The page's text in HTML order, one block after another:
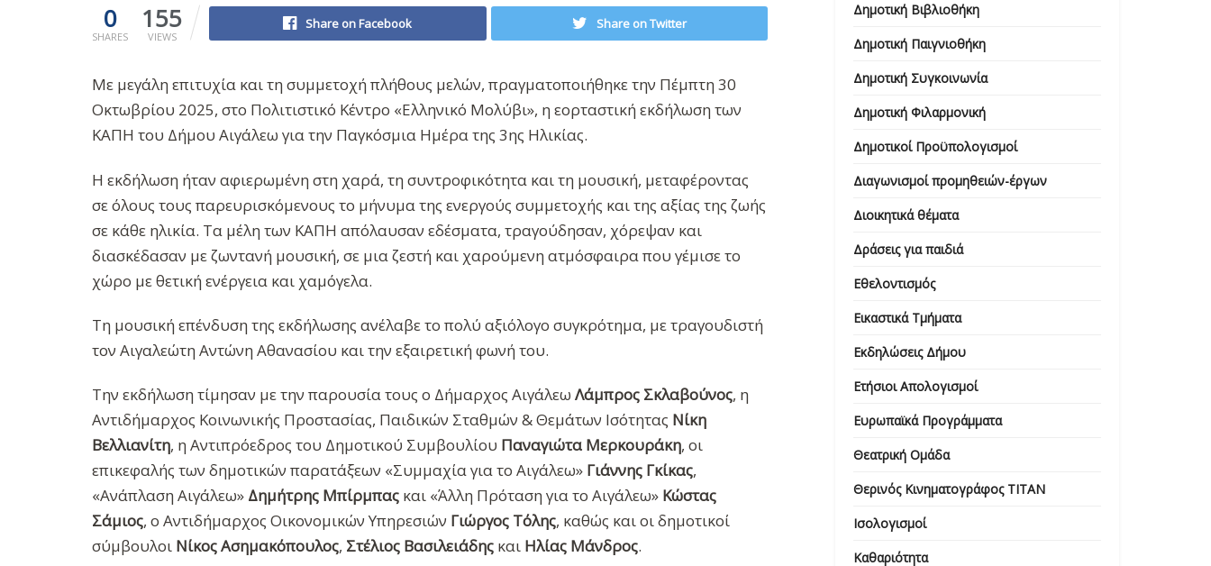
0
SHARES
155
VIEWS
Share on Facebook Share on Twitter
Με μεγάλη επιτυχία και τη συμμετοχή πλήθους μελών, πραγματοποιήθηκε την Πέμπτη 30
Οκτωβρίου 2025, στο Πολιτιστικό Κέντρο «Ελληνικό Μολύβι», η εορταστική εκδήλωση των
ΚΑΠΗ του Δήμου Αιγάλεω για την Παγκόσμια Ημέρα της 3ης Ηλικίας.
Η εκδήλωση ήταν αφιερωμένη στη χαρά, τη συντροφικότητα και τη μουσική, μεταφέροντας
σε όλους τους παρευρισκόμενους το μήνυμα της ενεργούς συμμετοχής και της αξίας της ζωής
σε κάθε ηλικία. Τα μέλη των ΚΑΠΗ απόλαυσαν εδέσματα, τραγούδησαν, χόρεψαν και
διασκέδασαν με ζωντανή μουσική, σε μια ζεστή και χαρούμενη ατμόσφαιρα που γέμισε το
χώρο με θετική ενέργεια και χαμόγελα.
Τη μουσική επένδυση της εκδήλωσης ανέλαβε το πολύ αξιόλογο συγκρότημα, με τραγουδιστή
τον Αιγαλεώτη Αντώνη Αθανασίου και την εξαιρετική φωνή του.
Την εκδήλωση τίμησαν με την παρουσία τους ο Δήμαρχος Αιγάλεω Λάμπρος Σκλαβούνος, η
Αντιδήμαρχος Κοινωνικής Προστασίας, Παιδικών Σταθμών & Θεμάτων Ισότητας Νίκη
Βελλιανίτη, η Αντιπρόεδρος του Δημοτικού Συμβουλίου Παναγιώτα Μερκουράκη, οι
επικεφαλής των δημοτικών παρατάξεων «Συμμαχία για το Αιγάλεω» Γιάννης Γκίκας,
«Ανάπλαση Αιγάλεω» Δημήτρης Μπίρμπας και «Άλλη Πρόταση για το Αιγάλεω» Κώστας
Σάμιος, ο Αντιδήμαρχος Οικονομικών Υπηρεσιών Γιώργος Τόλης, καθώς και οι δημοτικοί
σύμβουλοι Νίκος Ασημακόπουλος, Στέλιος Βασιλειάδης και Ηλίας Μάνδρος.
Δημοτική Βιβλιοθήκη
Δημοτική Παιγνιοθήκη
Δημοτική Συγκοινωνία
Δημοτική Φιλαρμονική
Δημοτικοί Προϋπολογισμοί
Διαγωνισμοί προμηθειών-έργων
Διοικητικά θέματα
Δράσεις για παιδιά
Εθελοντισμός
Εικαστικά Τμήματα
Εκδηλώσεις Δήμου
Ετήσιοι Απολογισμοί
Ευρωπαϊκά Προγράμματα
Θεατρική Ομάδα
Θερινός Κινηματογράφος ΤΙΤΑΝ
Ισολογισμοί
Καθαριότητα